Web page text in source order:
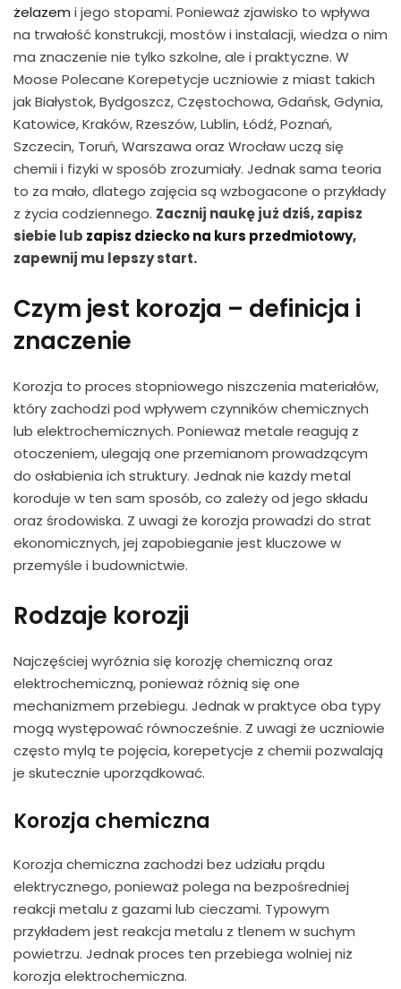
żelazem i jego stopami. Ponieważ zjawisko to wpływa
na trwałość konstrukcji, mostów i instalacji, wiedza o nim
ma znaczenie nie tylko szkolne, ale i praktyczne. W
Moose Polecane Korepetycje uczniowie z miast takich
jak Białystok, Bydgoszcz, Częstochowa, Gdańsk, Gdynia,
Katowice, Kraków, Rzeszów, Lublin, Łódź, Poznań,
Szczecin, Toruń, Warszawa oraz Wrocław uczą się
chemii i fizyki w sposób zrozumiały. Jednak sama teoria
to za mało, dlatego zajęcia są wzbogacone o przykłady
z życia codziennego. Zacznij naukę już dziś, zapisz
siebie lub zapisz dziecko na kurs przedmiotowy,
zapewnij mu lepszy start.
Czym jest korozja – definicja i
znaczenie
Korozja to proces stopniowego niszczenia materiałów,
który zachodzi pod wpływem czynników chemicznych
lub elektrochemicznych. Ponieważ metale reagują z
otoczeniem, ulegają one przemianom prowadzącym
do osłabienia ich struktury. Jednak nie każdy metal
koroduje w ten sam sposób, co zależy od jego składu
oraz środowiska. Z uwagi że korozja prowadzi do strat
ekonomicznych, jej zapobieganie jest kluczowe w
przemyśle i budownictwie.
Rodzaje korozji
Najczęściej wyróżnia się korozję chemiczną oraz
elektrochemiczną, ponieważ różnią się one
mechanizmem przebiegu. Jednak w praktyce oba typy
mogą występować równocześnie. Z uwagi że uczniowie
często mylą te pojęcia, korepetycje z chemii pozwalają
je skutecznie uporządkować.
Korozja chemiczna
Korozja chemiczna zachodzi bez udziału prądu
elektrycznego, ponieważ polega na bezpośredniej
reakcji metalu z gazami lub cieczami. Typowym
przykładem jest reakcja metalu z tlenem w suchym
powietrzu. Jednak proces ten przebiega wolniej niż
korozja elektrochemiczna.